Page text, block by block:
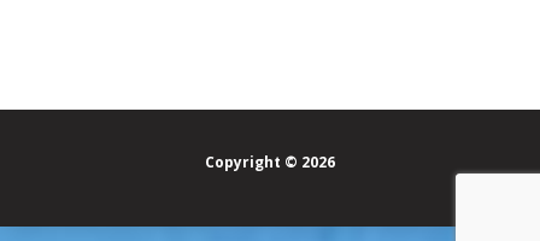
Copyright © 2026